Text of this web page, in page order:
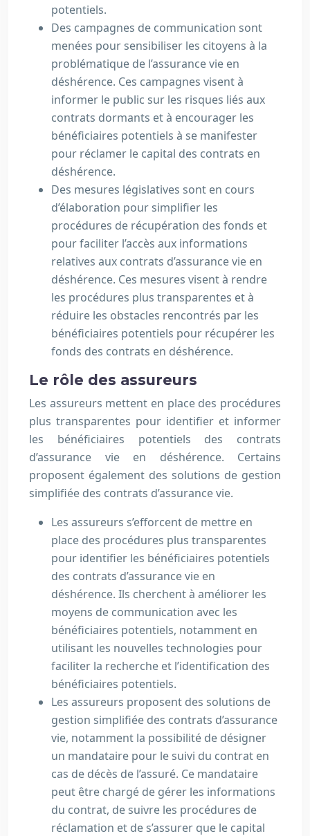
potentiels.
Des campagnes de communication sont
menées pour sensibiliser les citoyens à la
problématique de l’assurance vie en
déshérence. Ces campagnes visent à
informer le public sur les risques liés aux
contrats dormants et à encourager les
bénéficiaires potentiels à se manifester
pour réclamer le capital des contrats en
déshérence.
Des mesures législatives sont en cours
d’élaboration pour simplifier les
procédures de récupération des fonds et
pour faciliter l’accès aux informations
relatives aux contrats d’assurance vie en
déshérence. Ces mesures visent à rendre
les procédures plus transparentes et à
réduire les obstacles rencontrés par les
bénéficiaires potentiels pour récupérer les
fonds des contrats en déshérence.
Le rôle des assureurs
Les assureurs mettent en place des procédures
plus transparentes pour identifier et informer
les bénéficiaires potentiels des contrats
d’assurance vie en déshérence. Certains
proposent également des solutions de gestion
simplifiée des contrats d’assurance vie.
Les assureurs s’efforcent de mettre en
place des procédures plus transparentes
pour identifier les bénéficiaires potentiels
des contrats d’assurance vie en
déshérence. Ils cherchent à améliorer les
moyens de communication avec les
bénéficiaires potentiels, notamment en
utilisant les nouvelles technologies pour
faciliter la recherche et l’identification des
bénéficiaires potentiels.
Les assureurs proposent des solutions de
gestion simplifiée des contrats d’assurance
vie, notamment la possibilité de désigner
un mandataire pour le suivi du contrat en
cas de décès de l’assuré. Ce mandataire
peut être chargé de gérer les informations
du contrat, de suivre les procédures de
réclamation et de s’assurer que le capital